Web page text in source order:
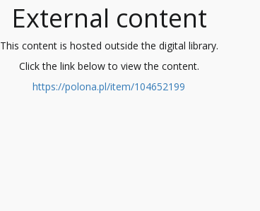
External content
This content is hosted outside the digital library.
Click the link below to view the content.
https://polona.pl/item/104652199